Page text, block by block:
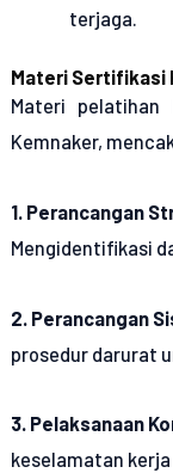
terjaga.
Materi Sertifikasi
Materi pelatihan
Kemnaker,
1. Perancangan
Mengidentifikasi
2. Perancangan
prosedur darurat
3. Pelaksanaan
keselamatan